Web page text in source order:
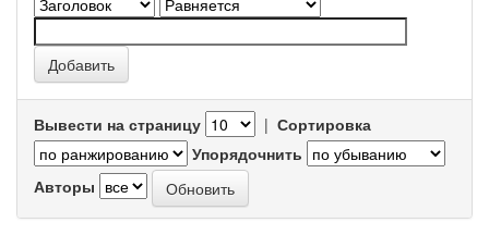
Вывести на страницу | Сортировка
Упорядочнить
Авторы